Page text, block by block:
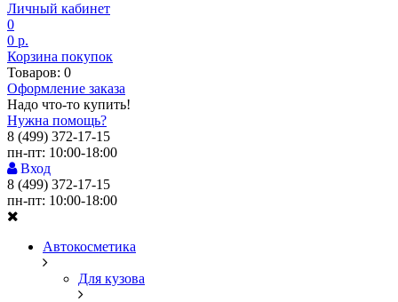
Личный кабинет
0
0 р.
Корзина покупок
Товаров: 0
Оформление заказа
Надо что-то купить!
Нужна помощь?
8 (499) 372-17-15
пн-пт: 10:00-18:00
Вход
8 (499) 372-17-15
пн-пт: 10:00-18:00
Автокосметика
Для кузова